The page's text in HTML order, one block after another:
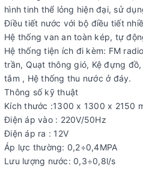
hình tinh thể lỏng hiện đại, sử
Điều tiết nước với bộ điều tiết
Hệ thống van an toàn kép, tự
Hệ thống tiện ích đi kèm: FM
trần, Quạt thông gió, Kệ đựng
tắm , Hệ thống thu nước ở đáy.
Thông số kỹ thuật
Kích thước :1300 x 1300 x 2150
Điện áp vào : 220V/50Hz
Điện áp ra : 12V
Áp lực thường: 0,2÷0,4MPA
Lưu lượng nước: 0,3÷0,8l/s